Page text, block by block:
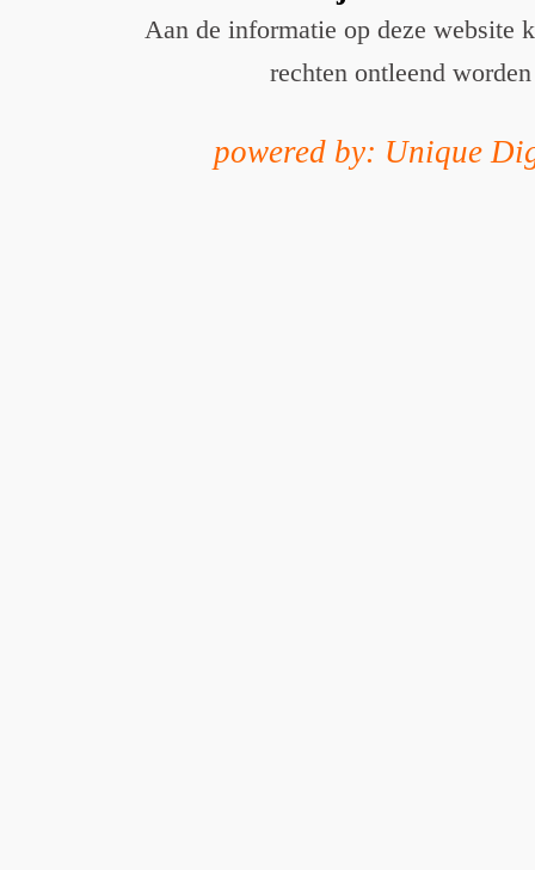
Aan de informatie op deze website
rechten ontleend worden
powered by: Unique